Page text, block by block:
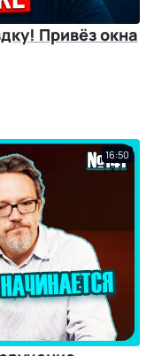
Привёз окна
16:50